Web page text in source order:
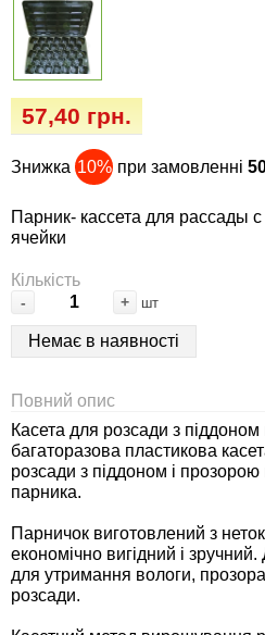
57,40 грн.
Знижка 10% при замовленні
Парник- кассета для рассады
ячейки
Кількість
- + шт
Немає в наявності
Повний опис
Касета для розсади з
багаторазова пластикова
розсади з піддоном і
парника.
Парничок виготовлений з
економічно вигідний і
для утримання вологи,
розсади.
Семена перца
Семена петрушки
Семена пряных трав
Семена редиса
Семена редьки
Семена салата
Семена свеклы
Семена сельдерея
Семена сидератов
Семена табака
Семена томатов
Удобрения «Сударушка»,
Удобрения «Чистый лист»
100 г
Удобрения «Чистый лист»
Удобрения «Чистый лист» в
Удобрения «Чистый лист»
Опрыскиватели
Горшки для цветов, кашпо
Перчатки
Тенты
Средства защиты от
Средства защиты от
клопов, блох, домашних и
клещей, ос, мошек, слепней
Средства защиты от мух
Средства защиты от моли
Средства защиты от